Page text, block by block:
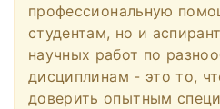
профессиональную
студентам, но и
научных работ по
дисциплинам - это то,
доверить опытным